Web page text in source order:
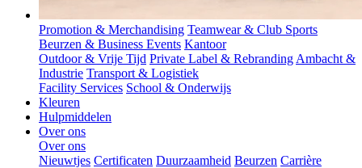
Promotion & Merchandising Teamwear & Club Sports
Beurzen & Business Events Kantoor
Outdoor & Vrije Tijd Private Label & Rebranding Ambacht &
Industrie Transport & Logistiek
Facility Services School & Onderwijs
Kleuren
Hulpmiddelen
Over ons
Over ons
Nieuwtjes Certificaten Duurzaamheid Beurzen Carrière